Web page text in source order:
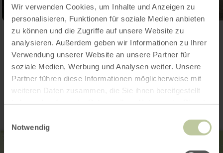
Wir verwenden Cookies, um Inhalte und Anzeigen zu
personalisieren, Funktionen für soziale Medien anbieten
zu können und die Zugriffe auf unsere Website zu
analysieren. Außerdem geben wir Informationen zu Ihrer
Verwendung unserer Website an unsere Partner für
soziale Medien, Werbung und Analysen weiter. Unsere
Partner führen diese Informationen möglicherweise mit
weiteren Daten zusammen, die Sie ihnen bereitgestellt
Notwendig
Ouvrir la galerie
Contact